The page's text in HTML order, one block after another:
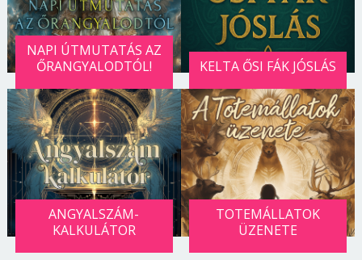
NAPI ÚTMUTATÁS AZ
ŐRANGYALODTÓL!
KELTA ŐSI FÁK JÓSLÁS
ANGYALSZÁM-
KALKULÁTOR
TOTEMÁLLATOK
ÜZENETE